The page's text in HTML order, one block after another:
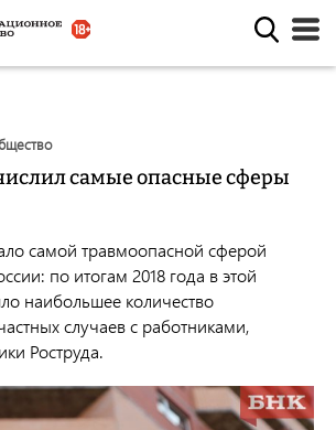
самые опасные сферы
самой травмоопасной сферой
по итогам 2018 года в этой
наибольшее количество
случаев с работниками,
Роструда.